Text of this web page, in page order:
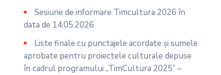
Sesiune de informare Timcultura 2026 în
data de 14.05.2026
Liste finale cu punctajele acordate și sumele
aprobate pentru proiectele culturale depuse
în cadrul programului „TimCultura 2025” –